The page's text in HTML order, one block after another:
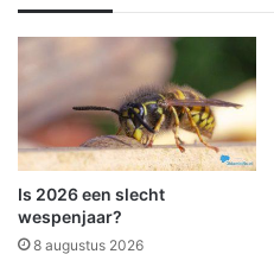
e
g
i
j
.
n
l
p
a
ë
n
i
n
d
Is 2026 een slecht
wespenjaar?
8 augustus 2026